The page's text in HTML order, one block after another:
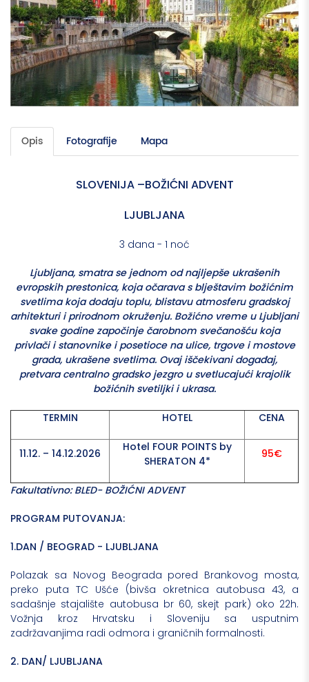
Opis Fotografije Mapa
SLOVENIJA –BOŽIĆNI ADVENT
LJUBLJANA
3 dana - 1 noć
Ljubljana, smatra se jednom od najljepše ukrašenih
evropskih prestonica, koja očarava s blještavim božićnim
svetlima koja dodaju toplu, blistavu atmosferu gradskoj
arhitekturi i prirodnom okruženju. Božićno vreme u Ljubljani
svake godine započinje čarobnom svečanošću koja
privlači i stanovnike i posetioce na ulice, trgove i mostove
grada, ukrašene svetlima. Ovaj iščekivani događaj,
pretvara centralno gradsko jezgro u svetlucajući krajolik
božićnih svetiljki i ukrasa.
TERMIN HOTEL CENA
11.12. – 14.12.2026
Hotel FOUR POINTS by
SHERATON 4*
95€
Fakultativno: BLED- BOŽIĆNI ADVENT
PROGRAM PUTOVANJA:
1.DAN / BEOGRAD - LJUBLJANA
Polazak sa Novog Beograda pored Brankovog mosta,
preko puta TC Ušće (bivša okretnica autobusa 43, a
sadašnje stajalište autobusa br 60, skejt park) oko 22h.
Vožnja kroz Hrvatsku i Sloveniju sa usputnim
zadržavanjima radi odmora i graničnih formalnosti.
2. DAN/ LJUBLJANA